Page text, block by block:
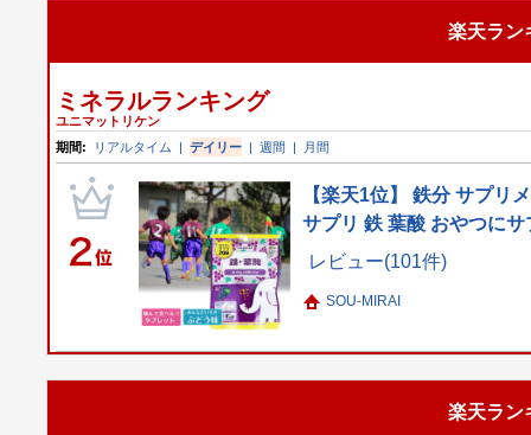
楽天ラン
ミネラルランキング
ユニマットリケン
期間:
リアルタイム |デイリー |週間 | 月間
【楽天1位】 鉄分 サプリ
サプリ 鉄 葉酸 おやつに
レビュー(101件)
SOU-MIRAI
楽天ラン